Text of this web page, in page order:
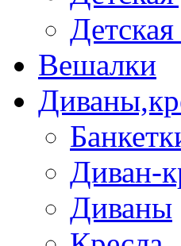
Вешалки
Диван-
Диваны